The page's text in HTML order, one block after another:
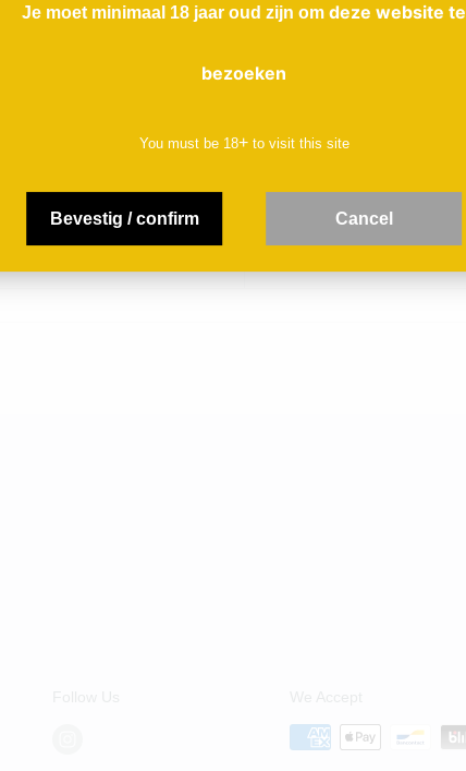
2020 - Château Sainte
vin nature)
Je moet minimaal 18 jaar oud zijn om deze website te
bezoeken
You must be 18+to visit this site
Bevestig / confirm Cancel